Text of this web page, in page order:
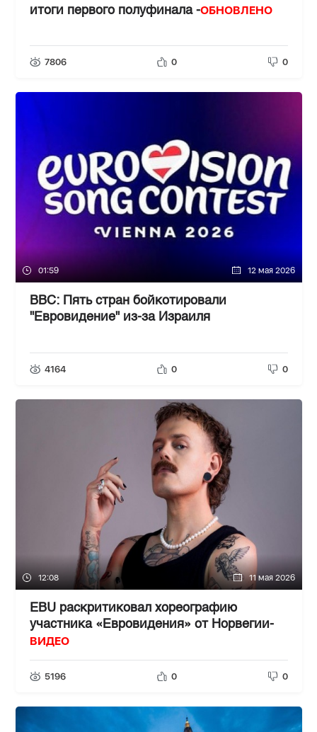
итоги первого полуфинала -ОБНОВЛЕНО
7806 0 0
01:59 12 мая 2026
BBC: Пять стран бойкотировали
"Евровидение" из-за Израиля
4164 0 0
12:08 11 мая 2026
EBU раскритиковал хореографию
участника «Евровидения» от Норвегии-
ВИДЕО
5196 0 0